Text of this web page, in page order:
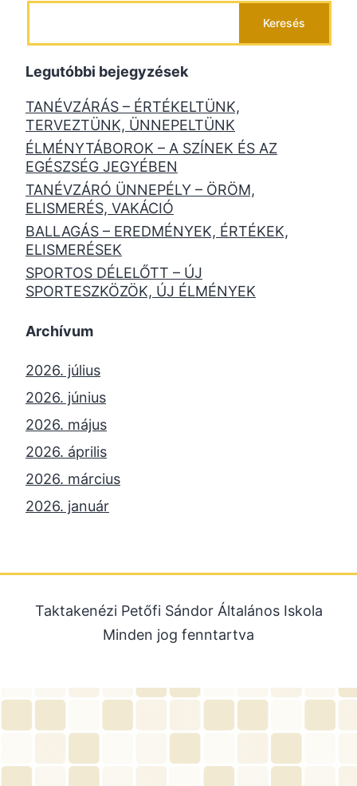
Keresés
Legutóbbi bejegyzések
TANÉVZÁRÁS – ÉRTÉKELTÜNK,
TERVEZTÜNK, ÜNNEPELTÜNK
ÉLMÉNYTÁBOROK – A SZÍNEK ÉS AZ
EGÉSZSÉG JEGYÉBEN
TANÉVZÁRÓ ÜNNEPÉLY – ÖRÖM,
ELISMERÉS, VAKÁCIÓ
BALLAGÁS – EREDMÉNYEK, ÉRTÉKEK,
ELISMERÉSEK
SPORTOS DÉLELŐTT – ÚJ
SPORTESZKÖZÖK, ÚJ ÉLMÉNYEK
Archívum
2026. július
2026. június
2026. május
2026. április
2026. március
2026. január
2025. július
2025. június
2025. április
Taktakenézi Petőfi Sándor Általános Iskola
Minden jog fenntartva